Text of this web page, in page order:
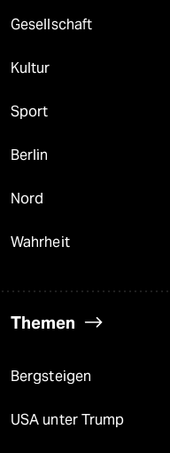
Gesellschaft
Kultur
Sport
Berlin
Nord
Wahrheit
Themen
Bergsteigen
USA unter Trump